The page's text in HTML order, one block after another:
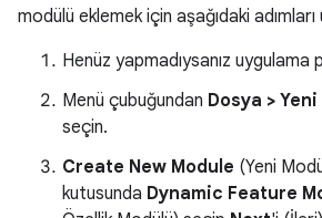
modülü eklemek için aşağıdaki adımları
Henüz yapmadıysanız uygulama
Menü çubuğundan Dosya >
seçin.
Create New Module (Yeni
kutusunda Dynamic Feature